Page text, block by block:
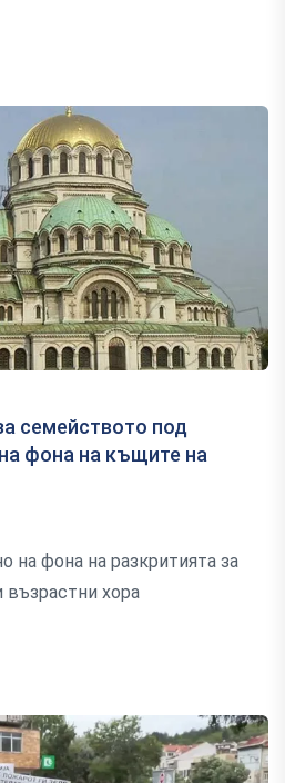
семейството под
фона на къщите на
на фона на разкритията за
хора